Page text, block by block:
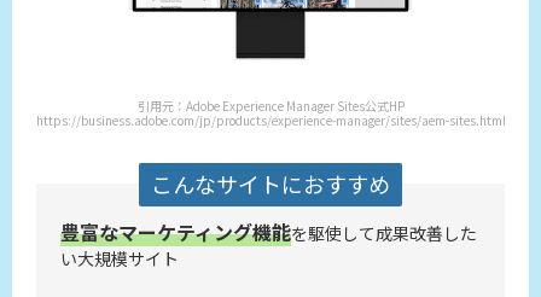
引用元：Adobe Experience Manager Sites公式HP
https://business.adobe.com/jp/products/experience-manager/sites/aem-sites.html
こんなサイトにおすすめ
豊富なマーケティング機能を駆使して成果改善した
い大規模サイト